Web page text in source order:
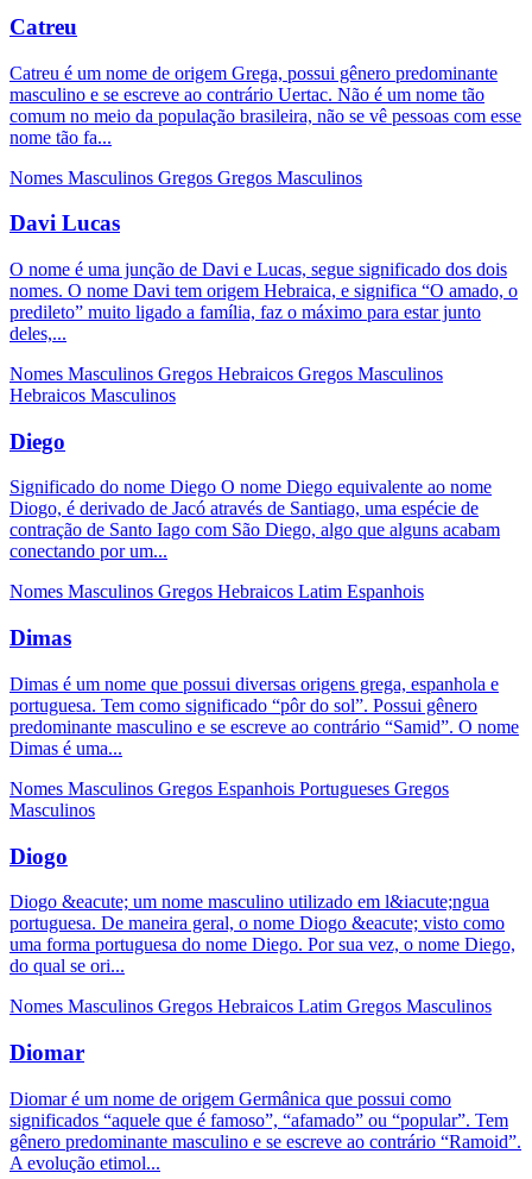
Catreu
Catreu é um nome de origem Grega, possui gênero predominante
masculino e se escreve ao contrário Uertac. Não é um nome tão
comum no meio da população brasileira, não se vê pessoas com esse
nome tão fa...
Nomes Masculinos Gregos Gregos Masculinos
Davi Lucas
O nome é uma junção de Davi e Lucas, segue significado dos dois
nomes. O nome Davi tem origem Hebraica, e significa “O amado, o
predileto” muito ligado a família, faz o máximo para estar junto
deles,...
Nomes Masculinos Gregos Hebraicos Gregos Masculinos
Hebraicos Masculinos
Diego
Significado do nome Diego O nome Diego equivalente ao nome
Diogo, é derivado de Jacó através de Santiago, uma espécie de
contração de Santo Iago com São Diego, algo que alguns acabam
conectando por um...
Nomes Masculinos Gregos Hebraicos Latim Espanhois
Dimas
Dimas é um nome que possui diversas origens grega, espanhola e
portuguesa. Tem como significado “pôr do sol”. Possui gênero
predominante masculino e se escreve ao contrário “Samid”. O nome
Dimas é uma...
Nomes Masculinos Gregos Espanhois Portugueses Gregos
Masculinos
Diogo
Diogo &eacute; um nome masculino utilizado em l&iacute;ngua
portuguesa. De maneira geral, o nome Diogo &eacute; visto como
uma forma portuguesa do nome Diego. Por sua vez, o nome Diego,
do qual se ori...
Nomes Masculinos Gregos Hebraicos Latim Gregos Masculinos
Diomar
Diomar é um nome de origem Germânica que possui como
significados “aquele que é famoso”, “afamado” ou “popular”. Tem
gênero predominante masculino e se escreve ao contrário “Ramoid”.
A evolução etimol...